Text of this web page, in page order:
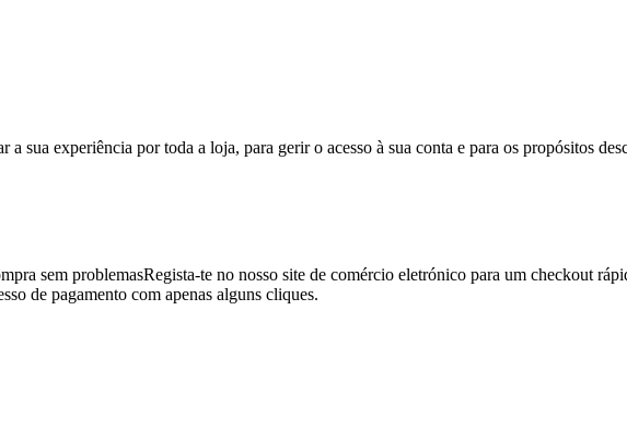
a sua experiência por toda a loja, para gerir o acesso à sua conta e para os propósitos
sem problemasRegista-te no nosso site de comércio eletrónico para um checkout
de pagamento com apenas alguns cliques.